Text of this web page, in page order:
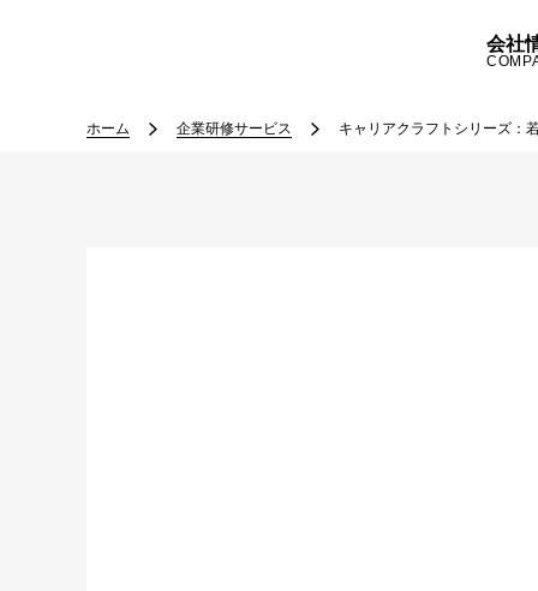
会社
ホーム 企業研修サービス キャリアクラフトシリーズ：